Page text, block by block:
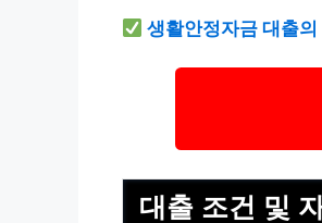
생활안정자금 대출
대출 조건 및